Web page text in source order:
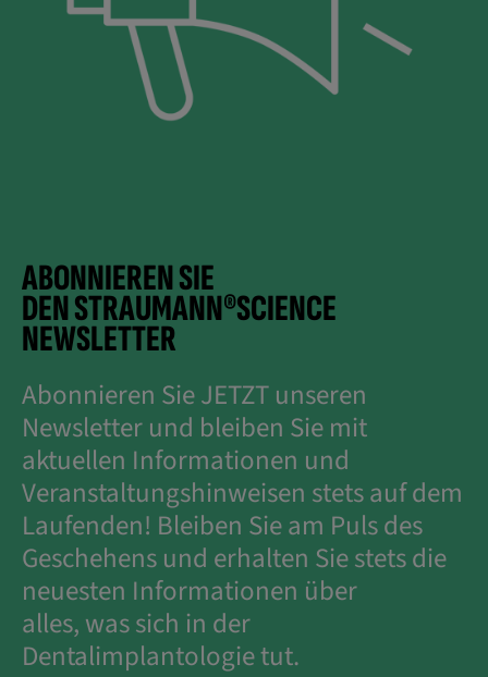
ABONNIEREN SIE
DEN STRAUMANN®SCIENCE
NEWSLETTER
Abonnieren Sie JETZT unseren
Newsletter und bleiben Sie mit
aktuellen Informationen und
Veranstaltungshinweisen stets auf dem
Laufenden! Bleiben Sie am Puls des
Geschehens und erhalten Sie stets die
neuesten Informationen über
alles, was sich in der
Dentalimplantologie tut.